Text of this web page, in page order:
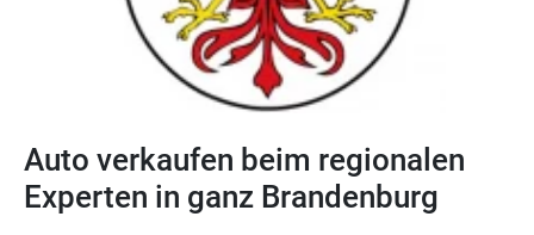
Auto verkaufen beim regionalen
Experten in ganz Brandenburg